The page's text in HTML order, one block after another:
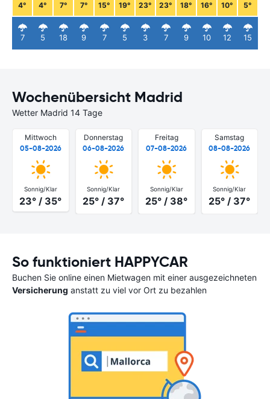
4°
7
4°
5
7°
18
7°
9
15°
7
19°
5
23°
3
23°
7
18°
9
16°
10
10°
12
5°
15
Wochenübersicht Madrid
Wetter Madrid 14 Tage
Mittwoch
05-08-2026
Sonnig/Klar
23° / 35°
Donnerstag
06-08-2026
Sonnig/Klar
25° / 37°
Freitag
07-08-2026
Sonnig/Klar
25° / 38°
Samstag
08-08-2026
Sonnig/Klar
25° / 37°
So funktioniert HAPPYCAR
Buchen Sie online einen Mietwagen mit einer ausgezeichneten
Versicherung anstatt zu viel vor Ort zu bezahlen